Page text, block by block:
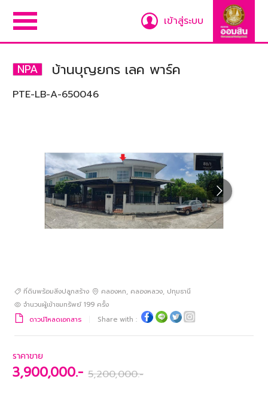
เข้าสู่ระบบ
NPA บ้านบุญยกร เลค พาร์ค
PTE-LB-A-650046
ที่ดินพร้อมสิ่งปลูกสร้าง คลองหก, คลองหลวง, ปทุมธานี
จำนวนผู้เข้าชมทรัพย์ 199 ครั้ง
ดาวน์โหลดเอกสาร
Share with :
ราคาขาย
3,900,000.- 5,200,000.-